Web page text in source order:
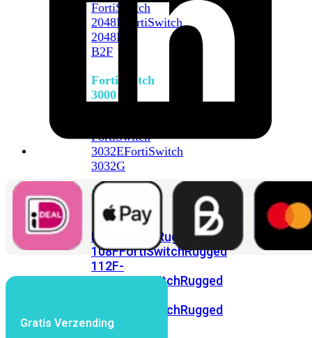
FortiSwitch
2048F
FortiSwitch
2048F-
B2F
FortiSwitch
3000
FortiSwitch
3032EFortiSwitch
3032G
FortiSwitch
Ruggedized
FortiSwitchRugged
108FFortiSwitchRugged
112F-
POEFortiSwitchRugged
FortiSwitchRugged
424F-
Gratis Verzending